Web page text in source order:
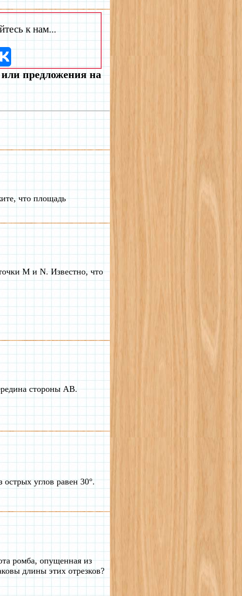
к нам...
предложения на
что площадь
M и N. Известно, что
стороны AB.
острых углов равен 30°.
ромба, опущенная из
длины этих отрезков?